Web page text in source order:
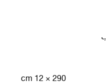
290 × 12 cm